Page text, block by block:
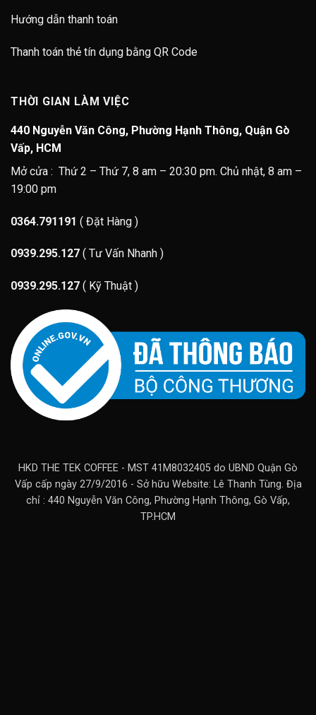
Hướng dẫn thanh toán
Thanh toán thẻ tín dụng bằng QR Code
THỜI GIAN LÀM VIỆC
440 Nguyễn Văn Công, Phường Hạnh Thông, Quận Gò
Vấp, HCM
Mở cửa : Thứ 2 – Thứ 7, 8 am – 20:30 pm. Chủ nhật, 8 am –
19:00 pm
0364.791191 ( Đặt Hàng )
0939.295.127 ( Tư Vấn Nhanh )
0939.295.127 ( Kỹ Thuật )
HKD THE TEK COFFEE - MST 41M8032405 do UBND Quận Gò
Vấp cấp ngày 27/9/2016 - Sở hữu Website: Lê Thanh Tùng. Địa
chỉ : 440 Nguyễn Văn Công, Phường Hạnh Thông, Gò Vấp,
TP.HCM